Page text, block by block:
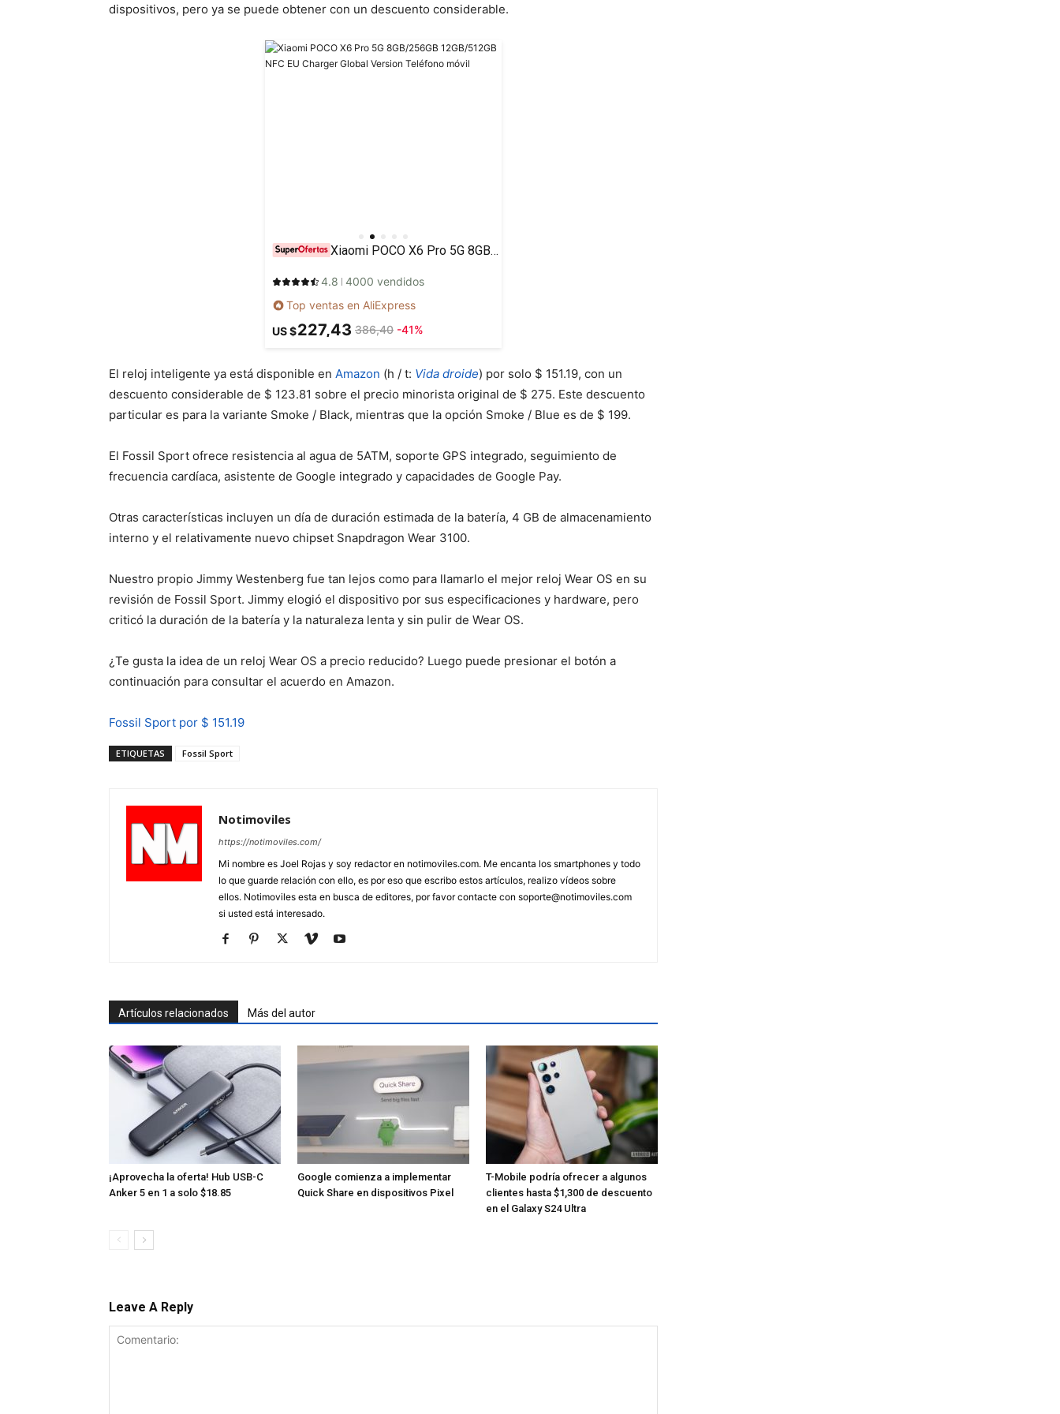
dispositivos, pero ya se puede obtener con un descuento considerable.
Xiaomi POCO X6 Pro 5G 8GB/256GB 12GB/512GB NFC EU Charger Global Version Teléfono móvil
4.8 4000 vendidos
Top ventas en AliExpress
US $227,43 386,40 -41%
El reloj inteligente ya está disponible en Amazon (h / t: Vida droide) por solo $ 151.19, con un
descuento considerable de $ 123.81 sobre el precio minorista original de $ 275. Este descuento
particular es para la variante Smoke / Black, mientras que la opción Smoke / Blue es de $ 199.
El Fossil Sport ofrece resistencia al agua de 5ATM, soporte GPS integrado, seguimiento de
frecuencia cardíaca, asistente de Google integrado y capacidades de Google Pay.
Otras características incluyen un día de duración estimada de la batería, 4 GB de almacenamiento
interno y el relativamente nuevo chipset Snapdragon Wear 3100.
Nuestro propio Jimmy Westenberg fue tan lejos como para llamarlo el mejor reloj Wear OS en su
revisión de Fossil Sport. Jimmy elogió el dispositivo por sus especificaciones y hardware, pero
criticó la duración de la batería y la naturaleza lenta y sin pulir de Wear OS.
¿Te gusta la idea de un reloj Wear OS a precio reducido? Luego puede presionar el botón a
continuación para consultar el acuerdo en Amazon.
Fossil Sport por $ 151.19
ETIQUETAS Fossil Sport
Notimoviles
https://notimoviles.com/
Mi nombre es Joel Rojas y soy redactor en notimoviles.com. Me encanta los smartphones y todo
lo que guarde relación con ello, es por eso que escribo estos artículos, realizo vídeos sobre
ellos. Notimoviles esta en busca de editores, por favor contacte con soporte@notimoviles.com
si usted está interesado.
Artículos relacionados Más del autor
¡Aprovecha la oferta! Hub USB-C
Anker 5 en 1 a solo $18.85
Google comienza a implementar
Quick Share en dispositivos Pixel
T-Mobile podría ofrecer a algunos
clientes hasta $1,300 de descuento
en el Galaxy S24 Ultra
Leave A Reply